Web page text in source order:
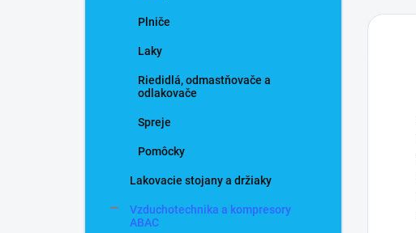
Plniče
Laky
Riedidlá, odmastňovače a
odlakovače
Spreje
Pomôcky
Lakovacie stojany a držiaky
Vzduchotechnika a kompresory
ABAC